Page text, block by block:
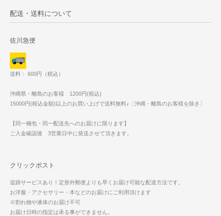
配送・送料について
佐川急便
送料： 600円（税込）
沖縄県・離島のお客様 1200円(税込)
15000円(税込金額)以上のお買い上げで送料無料♪〔沖縄・離島のお客様を除き〕
【同一梱包・同一配送先へのお届けに限ります】
ご入金確認後 3営業日中に発送させて頂きます。
クリックポスト
追跡サービスあり！定形外郵便よりも早くお届け可能な配達方法です。
お洋服・アクセサリー・本などのお届けにご利用頂けます
※割れ物や液体のお届け不可
お届け日時の指定は承る事ができません。